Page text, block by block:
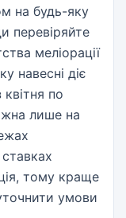
на будь-яку
перевіряйте
меліорації
навесні діє
по
лише на
тому краще
умови